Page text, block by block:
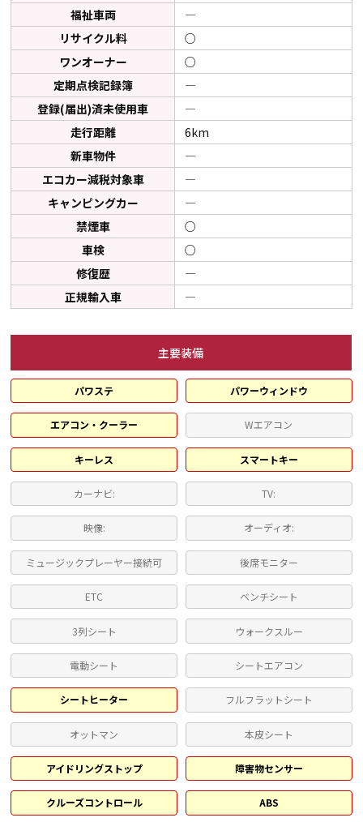
福祉車両
―
リサイクル料
○
ワンオーナー
○
定期点検記録簿
―
登録(届出)済未使用車
―
走行距離
6km
新車物件
―
エコカー減税対象車
―
キャンピングカー
―
禁煙車
○
車検
○
修復歴
―
正規輸入車
―
主要装備
パワステ パワーウィンドウ
エアコン・クーラー Wエアコン
キーレス スマートキー
カーナビ: TV:
映像: オーディオ:
ミュージックプレーヤー接続可 後席モニター
ETC ベンチシート
3列シート ウォークスルー
電動シート シートエアコン
シートヒーター フルフラットシート
オットマン 本皮シート
アイドリングストップ 障害物センサー
クルーズコントロール ABS